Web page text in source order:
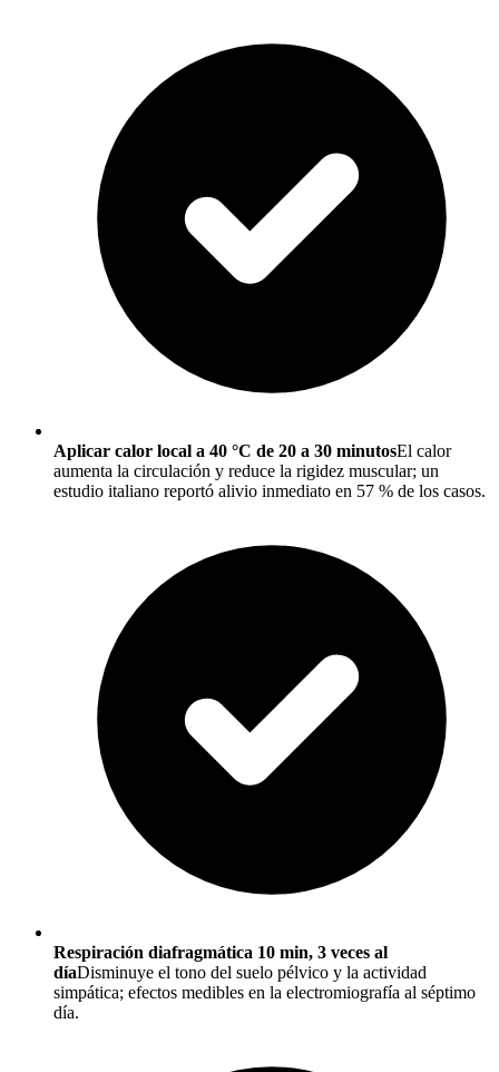
Aplicar calor local a 40 °C de 20 a 30 minutosEl calor
aumenta la circulación y reduce la rigidez muscular; un
estudio italiano reportó alivio inmediato en 57 % de los casos.
Respiración diafragmática 10 min, 3 veces al
díaDisminuye el tono del suelo pélvico y la actividad
simpática; efectos medibles en la electromiografía al séptimo
día.